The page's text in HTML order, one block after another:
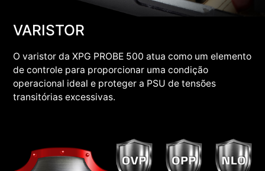
VARISTOR
O varistor da XPG PROBE 500 atua como um elemento
de controle para proporcionar uma condição
operacional ideal e proteger a PSU de tensões
transitórias excessivas.